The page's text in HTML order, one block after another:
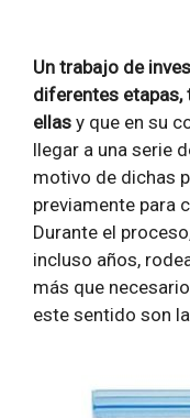
Un trabajo de
diferentes
ellas y que en su
llegar a una serie
motivo de dichas
previamente para
Durante el
incluso años,
más que
este sentido son